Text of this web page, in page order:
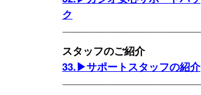
ク
スタッフのご紹介
33.▶サポートスタッフの紹介